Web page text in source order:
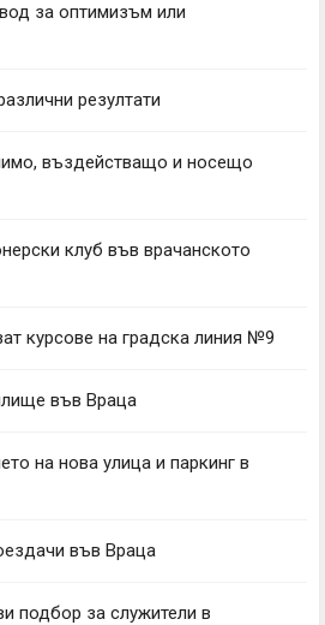
за оптимизъм или
резултати
въздействащо и носещо
клуб във врачанското
курсове на градска линия №9
във Враца
на нова улица и паркинг в
във Враца
подбор за служители в